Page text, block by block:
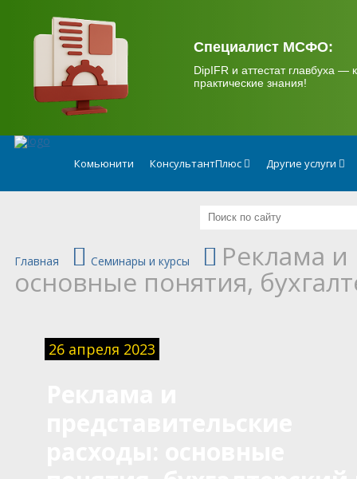
Специалист МСФО:
DipIFR и аттестат главбуха —
практические знания!
Комьюнити КонсультантПлюс Другие услуги
Главная Семинары и курсы Реклама и
основные понятия,
26 апреля 2023